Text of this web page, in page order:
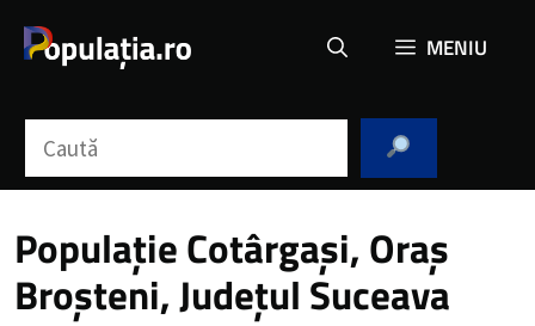
MENIU
Populație Cotârgași, Oraș
Broșteni, Județul Suceava